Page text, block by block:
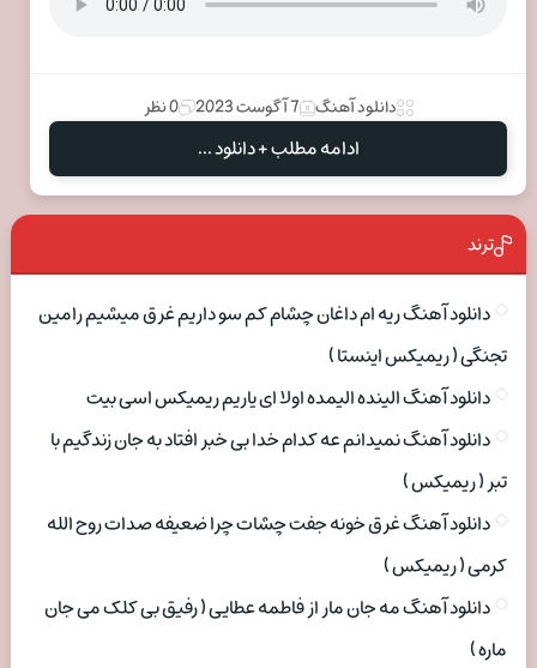
دانلود آهنگ 7 آگوست 2023 0 نظر
ادامه مطلب + دانلود ...
ترند
دانلود آهنگ ریه ام داغان چشام کم سو داریم غرق میشیم رامین
تجنگی ( ریمیکس اینستا )
دانلود آهنگ الینده الیمده اولا ای یاریم ریمیکس اسی بیت
دانلود آهنگ نمیدانم عه کدام خدا بی خبر افتاد به جان زندگیم با
تبر ( ریمیکس )
دانلود آهنگ غرق خونه جفت چشات چرا ضعیفه صدات روح الله
کرمی ( ریمیکس )
دانلود آهنگ مه جان مار از فاطمه عطایی ( رفیق بی کلک می جان
ماره )